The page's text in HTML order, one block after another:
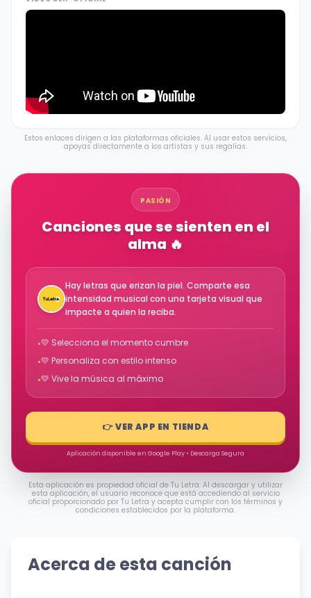
Estos enlaces dirigen a las plataformas oficiales. Al usar estos servicios,
apoyas directamente a los artistas y sus regalías.
PASIÓN
Canciones que se sienten en el
alma 🔥
Hay letras que erizan la piel. Comparte esa
intensidad musical con una tarjeta visual que
impacte a quien la reciba.
•💛 Selecciona el momento cumbre
•💛 Personaliza con estilo intenso
•💛 Vive la música al máximo
👉 VER APP EN TIENDA
Aplicación disponible en Google Play • Descarga Segura
Esta aplicación es propiedad oficial de Tu Letra. Al descargar y utilizar
esta aplicación, el usuario reconoce que está accediendo al servicio
oficial proporcionado por Tu Letra y acepta cumplir con los términos y
condiciones establecidos por la plataforma.
Acerca de esta canción